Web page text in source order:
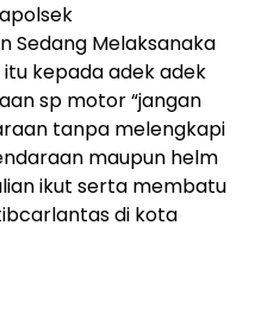
Sedang Melaksanaka
kepada adek adek
sp motor “jangan
tanpa melengkapi
maupun helm
ikut serta membatu
di kota